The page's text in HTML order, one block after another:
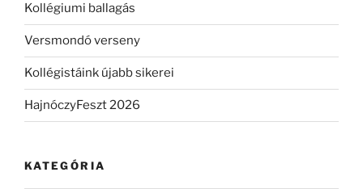
Kollégiumi ballagás
Versmondó verseny
Kollégistáink újabb sikerei
HajnóczyFeszt 2026
KATEGÓRIA